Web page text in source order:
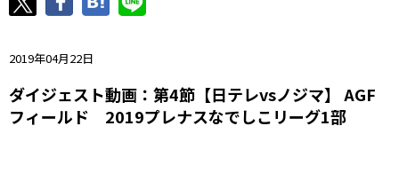
2019年04月22日
ダイジェスト動画：第4節【日テレvsノジマ】 AGF
フィールド 2019プレナスなでしこリーグ1部